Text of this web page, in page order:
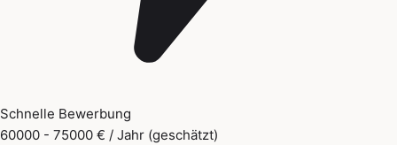
Schnelle Bewerbung
60000 - 75000 € / Jahr (geschätzt)